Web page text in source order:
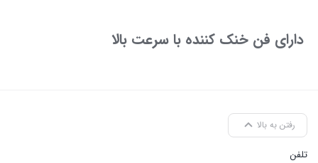
دارای فن خنک کننده با سرعت بالا
رفتن به بالا
تلفن